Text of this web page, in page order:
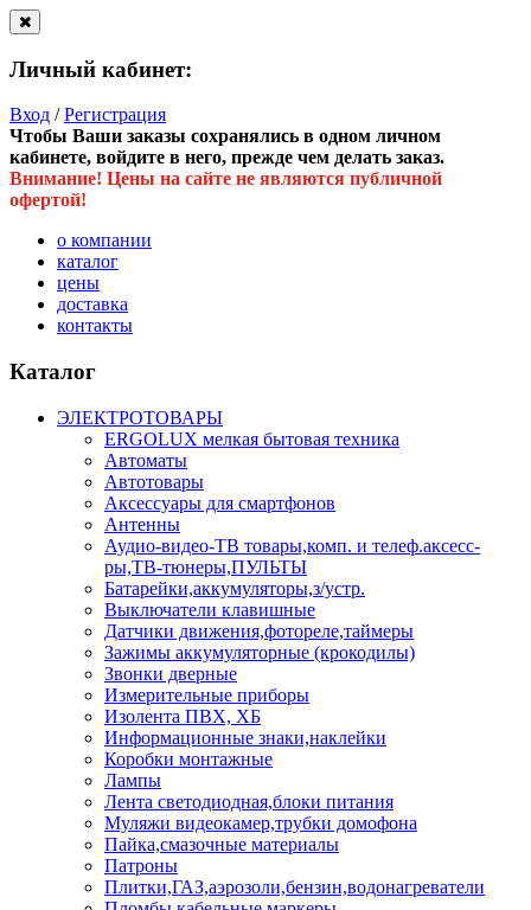
Личный кабинет:
Вход /Регистрация
Чтобы Ваши заказы сохранялись в одном личном
кабинете, войдите в него, прежде чем делать заказ.
Внимание! Цены на сайте не являются публичной
офертой!
о компании
каталог
цены
доставка
контакты
Каталог
ЭЛЕКТРОТОВАРЫ
ERGOLUX мелкая бытовая техника
Автоматы
Автотовары
Аксессуары для смартфонов
Антенны
Аудио-видео-ТВ товары,комп. и телеф.аксесс-
ры,ТВ-тюнеры,ПУЛЬТЫ
Батарейки,аккумуляторы,з/устр.
Выключатели клавишные
Датчики движения,фотореле,таймеры
Зажимы аккумуляторные (крокодилы)
Звонки дверные
Измерительные приборы
Изолента ПВХ, ХБ
Информационные знаки,наклейки
Коробки монтажные
Лампы
Лента светодиодная,блоки питания
Муляжи видеокамер,трубки домофона
Пайка,смазочные материалы
Патроны
Плитки,ГАЗ,аэрозоли,бензин,водонагреватели